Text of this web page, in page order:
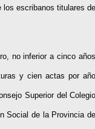
los escribanos titulares de
no inferior a cinco años
y cien actas por año
Superior del Colegio
Social de la Provincia de